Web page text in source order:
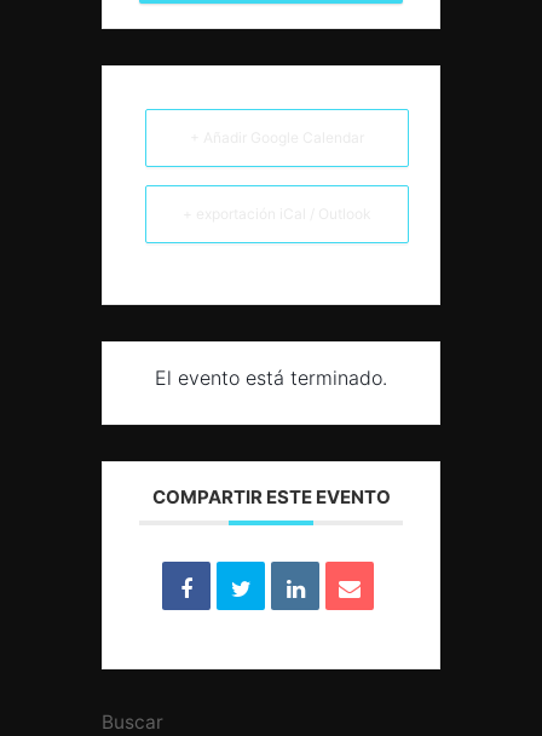
El evento está terminado.
COMPARTIR ESTE EVENTO
Buscar